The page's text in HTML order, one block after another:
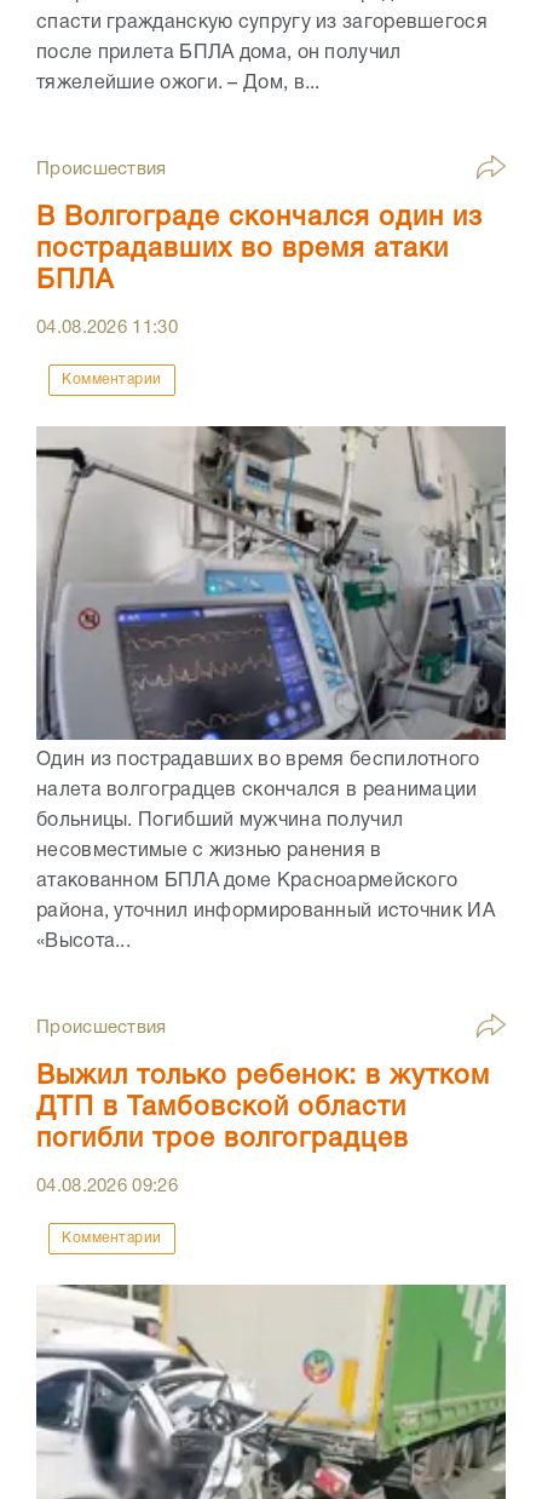
спасти гражданскую супругу из загоревшегося
после прилета БПЛА дома, он получил
тяжелейшие ожоги. – Дом, в...
Происшествия
В Волгограде скончался один из
пострадавших во время атаки
БПЛА
04.08.2026 11:30
Комментарии
Один из пострадавших во время беспилотного
налета волгоградцев скончался в реанимации
больницы. Погибший мужчина получил
несовместимые с жизнью ранения в
атакованном БПЛА доме Красноармейского
района, уточнил информированный источник ИА
«Высота...
Происшествия
Выжил только ребенок: в жутком
ДТП в Тамбовской области
погибли трое волгоградцев
04.08.202609:26
Комментарии